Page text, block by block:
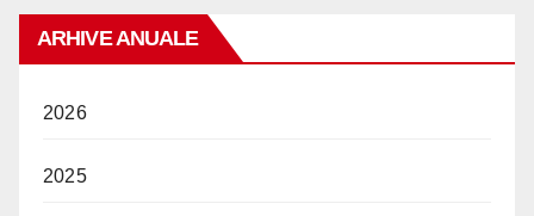
ARHIVE ANUALE
2026
2025